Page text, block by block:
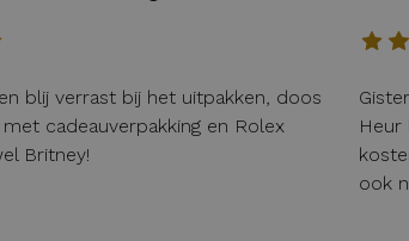
blij verrast bij het uitpakken, doos
cadeauverpakking en Rolex
Britney!
Heur
ook